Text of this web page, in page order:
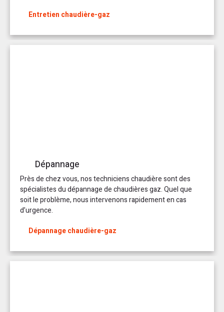
Entretien chaudière-gaz
Dépannage
Près de chez vous, nos techniciens chaudière sont des
spécialistes du dépannage de chaudières gaz. Quel que
soit le problème, nous intervenons rapidement en cas
d’urgence.
Dépannage chaudière-gaz